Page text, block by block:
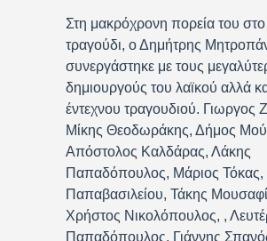
Στη μακρόχρονη πορεία του στο
τραγούδι, ο Δημήτρης
συνεργάστηκε με τους
δημιουργούς του λαϊκού αλλά
έντεχνου τραγουδιού. Γιωργος
Μίκης Θεοδωράκης, Δήμος
Απόστολος Καλδάρας, Λάκης
Παπαδόπουλος, Μάριος
Παπαβασιλείου, Τάκης
Χρήστος Νικολόπουλος, ,
Παπαδόπουλος, Γιάννης